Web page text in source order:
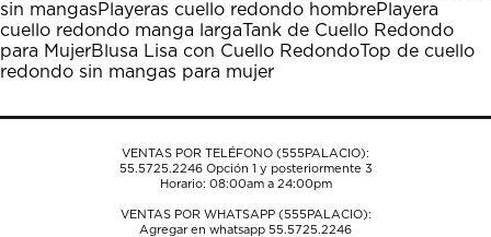
abrirá
el
formulario
de
abrirá
el
formulario
de
abrirá
el
formulario
de
abrirá
el
formulario
de
abrirá
el
formulario
de
sin mangasPlayeras cuello redondo hombrePlayera
cuello redondo manga largaTank de Cuello Redondo
para MujerBlusa Lisa con Cuello RedondoTop de cuello
redondo sin mangas para mujer
VENTAS POR TELÉFONO (555PALACIO):
55.5725.2246Opción 1 y posteriormente 3
Horario: 08:00am a 24:00pm
VENTAS POR WHATSAPP (555PALACIO):
Agregar en whatsapp 55.5725.2246